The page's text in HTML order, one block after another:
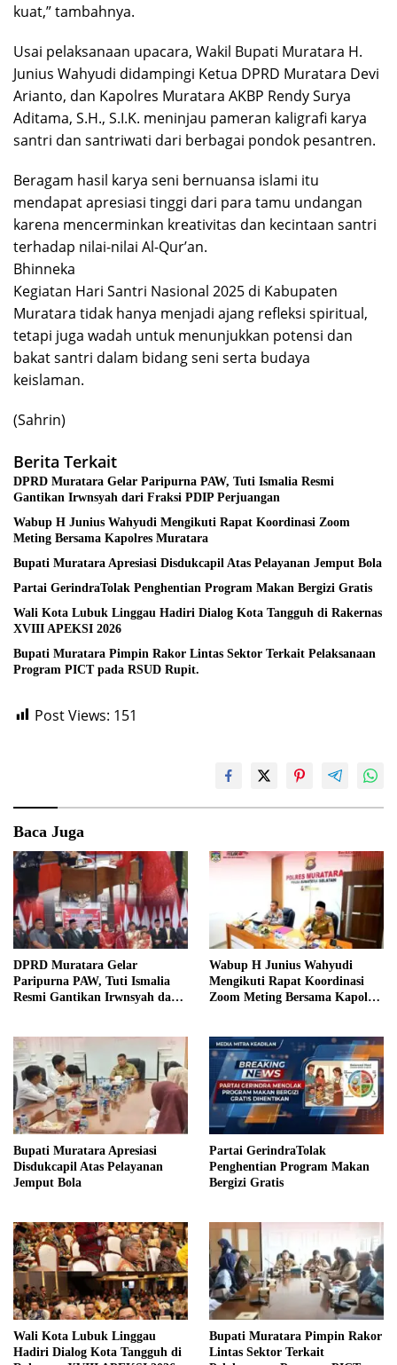
kuat,” tambahnya.
Usai pelaksanaan upacara, Wakil Bupati Muratara H.
Junius Wahyudi didampingi Ketua DPRD Muratara Devi
Arianto, dan Kapolres Muratara AKBP Rendy Surya
Aditama, S.H., S.I.K. meninjau pameran kaligrafi karya
santri dan santriwati dari berbagai pondok pesantren.
Beragam hasil karya seni bernuansa islami itu
mendapat apresiasi tinggi dari para tamu undangan
karena mencerminkan kreativitas dan kecintaan santri
terhadap nilai-nilai Al-Qur’an.
Bhinneka
Kegiatan Hari Santri Nasional 2025 di Kabupaten
Muratara tidak hanya menjadi ajang refleksi spiritual,
tetapi juga wadah untuk menunjukkan potensi dan
bakat santri dalam bidang seni serta budaya
keislaman.
(Sahrin)
Berita Terkait
DPRD Muratara Gelar Paripurna PAW, Tuti Ismalia Resmi
Gantikan Irwnsyah dari Fraksi PDIP Perjuangan
Wabup H Junius Wahyudi Mengikuti Rapat Koordinasi Zoom
Meting Bersama Kapolres Muratara
Bupati Muratara Apresiasi Disdukcapil Atas Pelayanan Jemput Bola
Partai GerindraTolak Penghentian Program Makan Bergizi Gratis
Wali Kota Lubuk Linggau Hadiri Dialog Kota Tangguh di Rakernas
XVIII APEKSI 2026
Bupati Muratara Pimpin Rakor Lintas Sektor Terkait Pelaksanaan
Program PICT pada RSUD Rupit.
Post Views: 151
Baca Juga
DPRD Muratara Gelar
Paripurna PAW, Tuti Ismalia
Resmi Gantikan Irwnsyah dari
Wabup H Junius Wahyudi
Mengikuti Rapat Koordinasi
Zoom Meting Bersama Kapolres
Bupati Muratara Apresiasi
Disdukcapil Atas Pelayanan
Jemput Bola
Partai GerindraTolak
Penghentian Program Makan
Bergizi Gratis
Wali Kota Lubuk Linggau
Hadiri Dialog Kota Tangguh di
Bupati Muratara Pimpin Rakor
Lintas Sektor Terkait